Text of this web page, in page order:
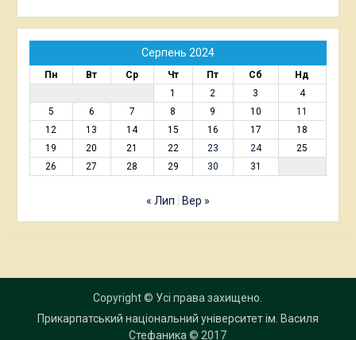
Серпень 2024
Пн Вт Ср Чт Пт Сб
Нд
1
2 3
4
5
6 7 8 9 10
11
12
13 14 15 16 17
18
19
20 21 22 23 24
25
26
27 28 29 30 31
« Лип Вер »
Copyright © Усі права захищено.
Прикарпатський національний університет ім. Василя
Стефаника© 2017